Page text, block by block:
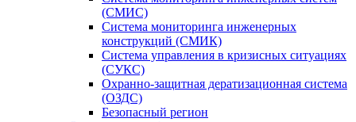
(СМИС)
Система мониторинга инженерных
конструкций (СМИК)
Система управления в кризисных ситуациях
(СУКС)
Охранно-защитная дератизационная система
(ОЗДС)
Безопасный регион